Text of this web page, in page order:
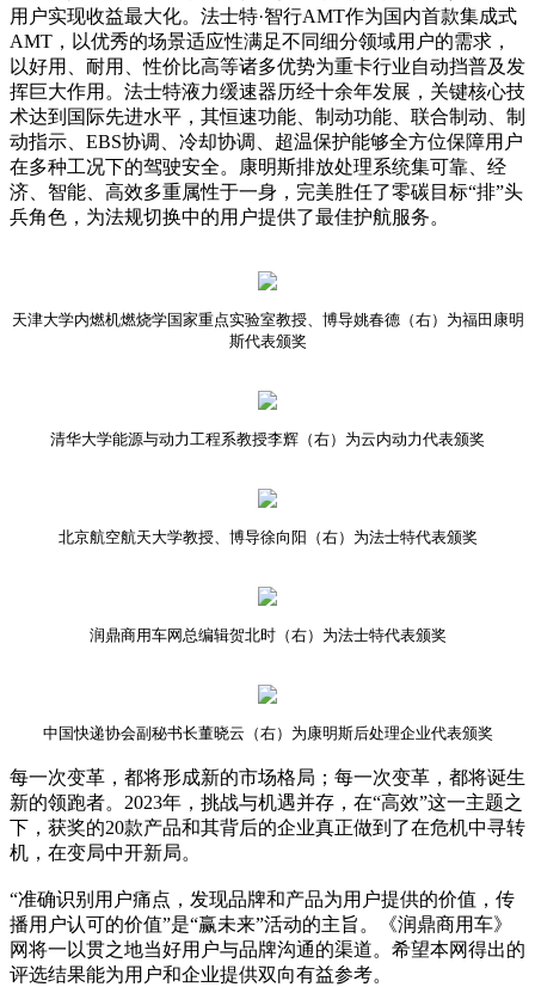
用户实现收益最大化。法士特·智行AMT作为国内首款集成式
AMT，以优秀的场景适应性满足不同细分领域用户的需求，
以好用、耐用、性价比高等诸多优势为重卡行业自动挡普及发
挥巨大作用。法士特液力缓速器历经十余年发展，关键核心技
术达到国际先进水平，其恒速功能、制动功能、联合制动、制
动指示、EBS协调、冷却协调、超温保护能够全方位保障用户
在多种工况下的驾驶安全。康明斯排放处理系统集可靠、经
济、智能、高效多重属性于一身，完美胜任了零碳目标“排”头
兵角色，为法规切换中的用户提供了最佳护航服务。
天津大学内燃机燃烧学国家重点实验室教授、博导姚春德（右）为福田康明
斯代表颁奖
清华大学能源与动力工程系教授李辉（右）为云内动力代表颁奖
北京航空航天大学教授、博导徐向阳（右）为法士特代表颁奖
润鼎商用车网总编辑贺北时（右）为法士特代表颁奖
中国快递协会副秘书长董晓云（右）为康明斯后处理企业代表颁奖
每一次变革，都将形成新的市场格局；每一次变革，都将诞生
新的领跑者。2023年，挑战与机遇并存，在“高效”这一主题之
下，获奖的20款产品和其背后的企业真正做到了在危机中寻转
机，在变局中开新局。
“准确识别用户痛点，发现品牌和产品为用户提供的价值，传
播用户认可的价值”是“赢未来”活动的主旨。《润鼎商用车》
网将一以贯之地当好用户与品牌沟通的渠道。希望本网得出的
评选结果能为用户和企业提供双向有益参考。